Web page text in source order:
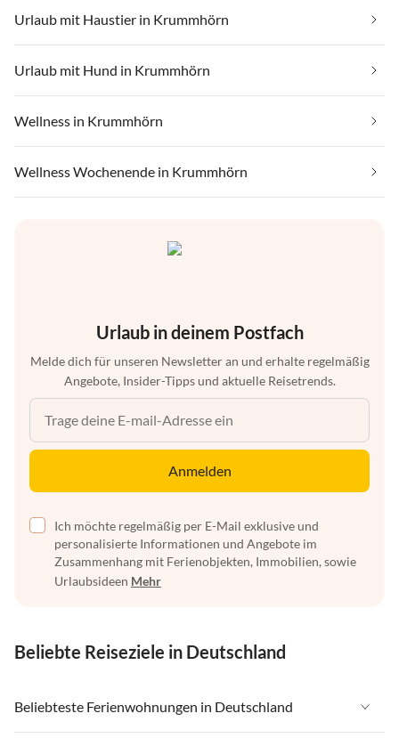
Urlaub mit Haustier in Krummhörn
Urlaub mit Hund in Krummhörn
Wellness in Krummhörn
Wellness Wochenende in Krummhörn
Urlaub in deinem Postfach
Melde dich für unseren Newsletter an und erhalte regelmäßig
Angebote, Insider-Tipps und aktuelle Reisetrends.
Anmelden
Ich möchte regelmäßig per E-Mail exklusive und
personalisierte Informationen und Angebote im
Zusammenhang mit Ferienobjekten, Immobilien, sowie
Urlaubsideen Mehr
Beliebte Reiseziele in Deutschland
Beliebteste Ferienwohnungen in Deutschland